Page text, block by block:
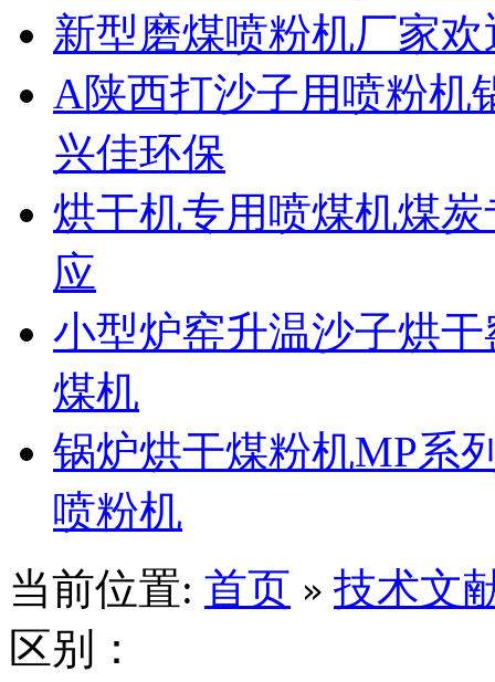
新型磨煤喷粉机厂家
A陕西打沙子用喷粉机
兴佳环保
烘干机专用喷煤机煤
应
小型炉窑升温沙子烘
煤机
锅炉烘干煤粉机MP系
喷粉机
当前位置: 首页 » 技术文
区别：